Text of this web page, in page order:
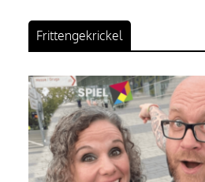
Frittengekrickel